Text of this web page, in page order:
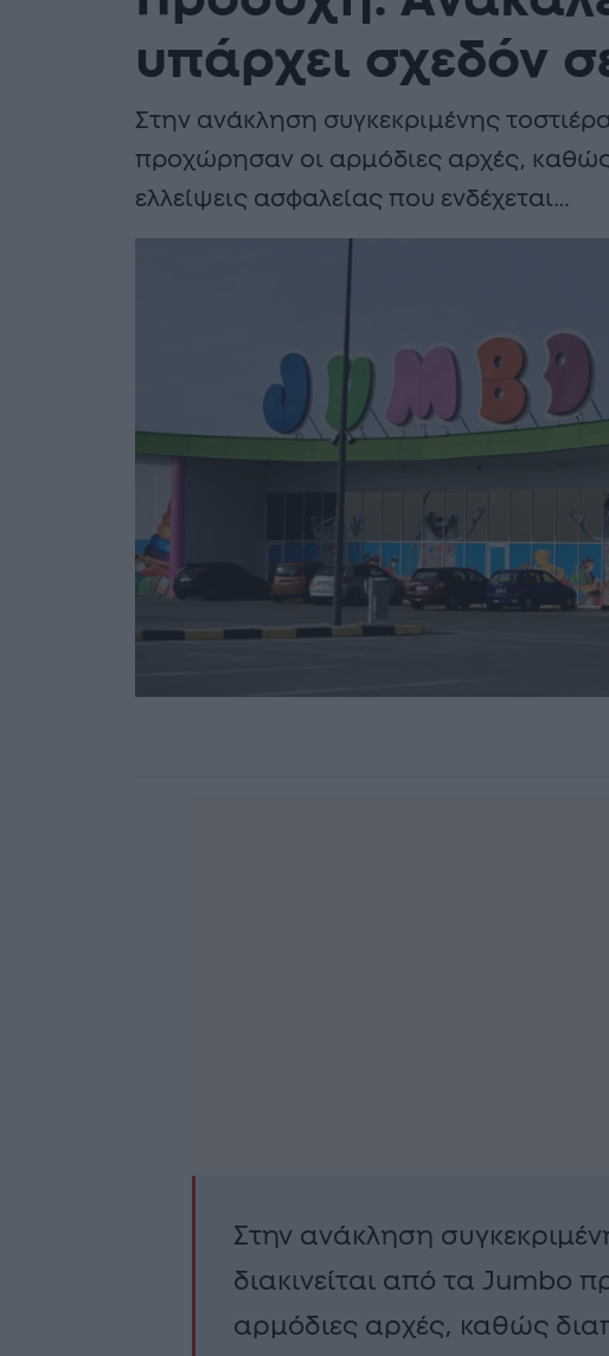
υπάρχει σχεδόν
Στην ανάκληση συγκεκριμένης
προχώρησαν οι αρμόδιες αρχές,
ελλείψεις ασφαλείας που ενδέχεται…
Στην ανάκληση
διακινείται από τα Jumbo
αρμόδιες αρχές, καθώς